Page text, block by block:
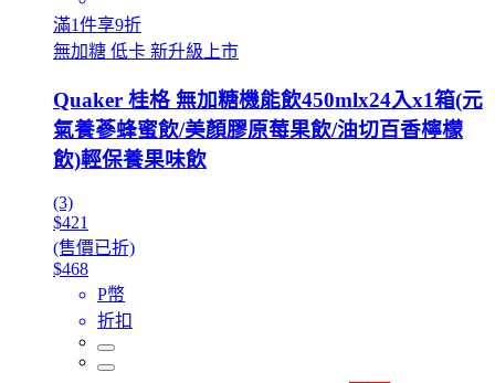
滿1件享9折
無加糖 低卡 新升級上市
Quaker 桂格 無加糖機能飲450mlx24入x1箱(元
氣養蔘蜂蜜飲/美顏膠原莓果飲/油切百香檸檬
飲)輕保養果味飲
(3)
$421
(售價已折)
$468
P幣
折扣